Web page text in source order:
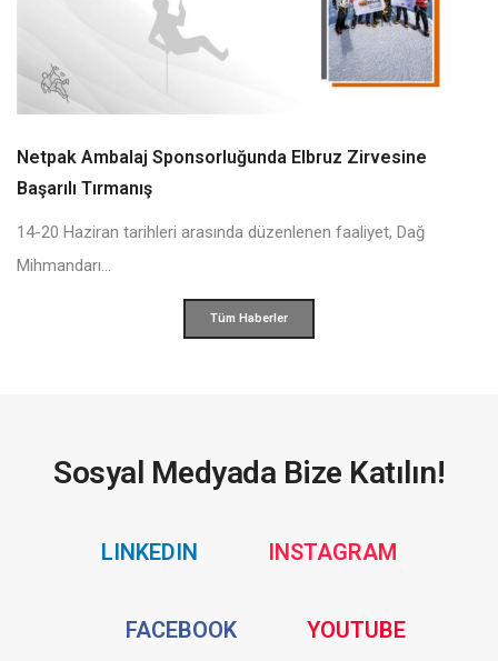
Netpak Ambalaj Sponsorluğunda Elbruz Zirvesine
Başarılı Tırmanış
14-20 Haziran tarihleri arasında düzenlenen faaliyet, Dağ
Mihmandarı...
Tüm Haberler
Sosyal Medyada Bize Katılın!
LINKEDINSocial INSTAGRAMSocial
FACEBOOKSocial YOUTUBESocial